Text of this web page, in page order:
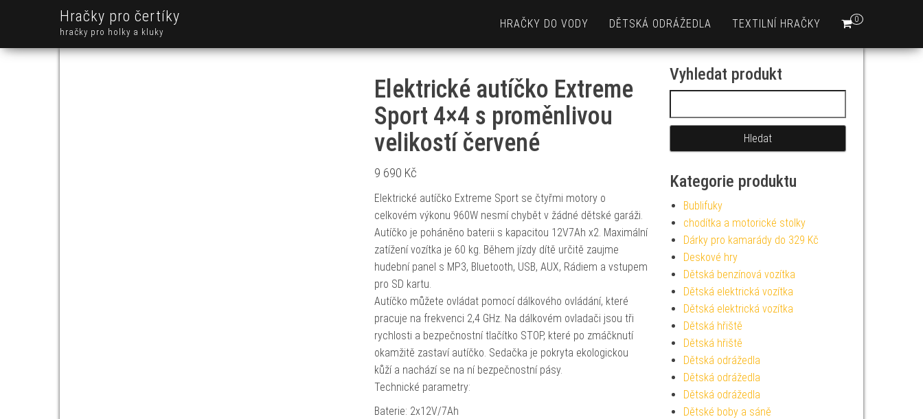
Hračky pro čertíky
hračky pro holky a kluky
0
HRAČKY DO VODY DĚTSKÁ ODRÁŽEDLA TEXTILNÍ HRAČKY
Elektrické autíčko Extreme
Sport 4×4 s proměnlivou
velikostí červené
9 690 Kč
Elektrické autíčko Extreme Sport se čtyřmi motory o
celkovém výkonu 960W nesmí chybět v žádné dětské garáži.
Autíčko je poháněno baterii s kapacitou 12V7Ah x2. Maximální
zatížení vozítka je 60 kg. Během jízdy dítě určitě zaujme
hudební panel s MP3, Bluetooth, USB, AUX, Rádiem a vstupem
pro SD kartu.
Autíčko můžete ovládat pomocí dálkového ovládání, které
pracuje na frekvenci 2,4 GHz. Na dálkovém ovladači jsou tři
rychlosti a bezpečnostní tlačítko STOP, které po zmáčknutí
okamžitě zastaví autíčko. Sedačka je pokryta ekologickou
kůží a nachází se na ní bezpečnostní pásy.
Technické parametry:
Baterie: 2x12V/7Ah
Vyhledat produkt
Kategorie produktu
Bublifuky
chodítka a motorické stolky
Dárky pro kamarády do 329 Kč
Deskové hry
Dětská benzínová vozítka
Dětská elektrická vozítka
Dětská elektrická vozítka
Dětská hřiště
Dětská hřiště
Dětská odrážedla
Dětská odrážedla
Dětská odrážedla
Dětské boby a sáně